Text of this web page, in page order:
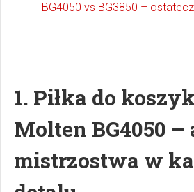
BG4050 vs BG3850 –
1. Piłka do
Molten BG4050 –
mistrzostwa w